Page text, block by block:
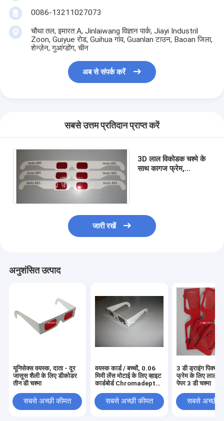
0086-13211027073
चौथा तल, इमारत A, Jinlaiwang विज्ञान पार्क, Jiayi Industril
Zoon, Guiyue रोड, Guihua गांव, Guanlan टाउन, Baoan जिला,
शेन्ज़ेन, गुआंग्डोंग, चीन
अब से संपर्क करें
सबसे उत्तम प्रतिदान प्राप्त करें
3D लाल विकोडक चश्मे के
साथ कागज फ्रेम,
जारी रखें
अनुशंसित उत्पाद
यूनिसेक्स वयस्क, दाता - दूर
जासूस शैली के लिए डीकोडर
तीन डी चश्मा
सबसे अच्छी कीमत
वयस्क कार्ड / बच्चों, 0.06
मिमी लेंस मोटाई के लिए व्हाइट
कार्डबोर्ड Chromadepth
सबसे अच्छी कीमत
3 डी ड्राइंग पिक्चर,
फ्रेम के लिए लाल
पेपर 3 डी चश्मा
सबसे अच्छी